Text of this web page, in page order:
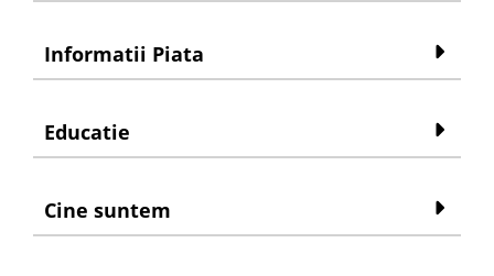
Informatii Piata
Educatie
Cine suntem